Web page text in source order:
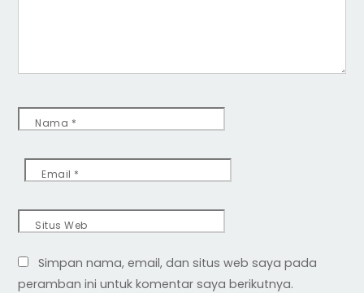
Nama *
Email *
Situs Web
Simpan nama, email, dan situs web saya pada
peramban ini untuk komentar saya berikutnya.